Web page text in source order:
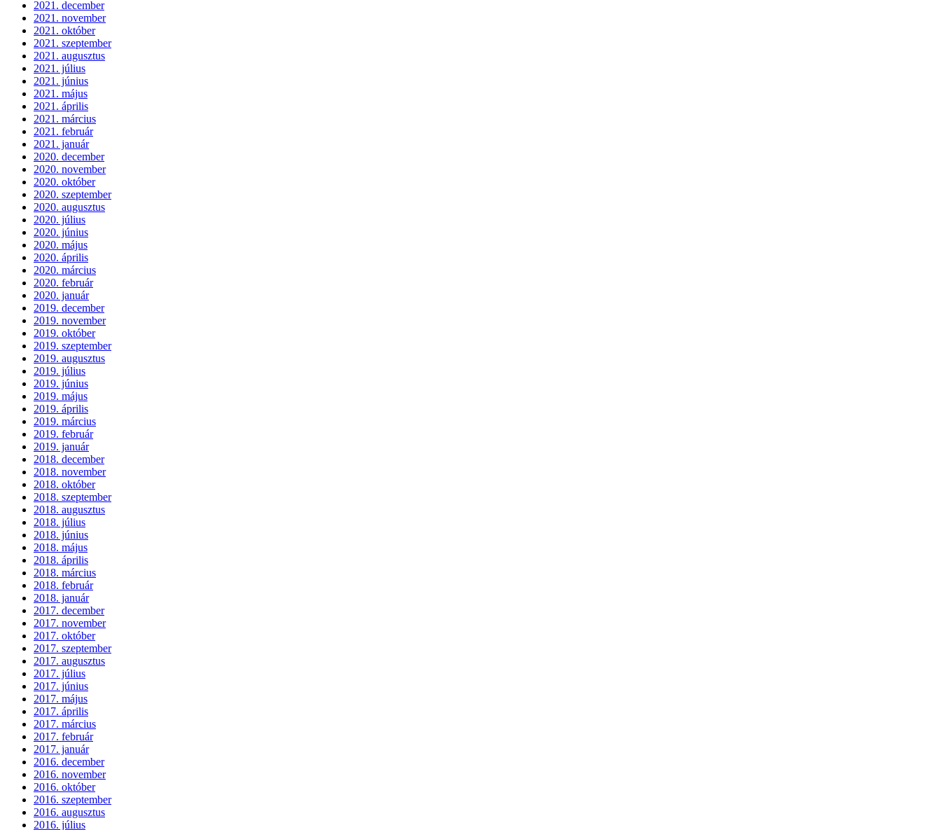
2021. december
2021. november
2021. október
2021. szeptember
2021. augusztus
2021. július
2021. június
2021. május
2021. április
2021. március
2021. február
2021. január
2020. december
2020. november
2020. október
2020. szeptember
2020. augusztus
2020. július
2020. június
2020. május
2020. április
2020. március
2020. február
2020. január
2019. december
2019. november
2019. október
2019. szeptember
2019. augusztus
2019. július
2019. június
2019. május
2019. április
2019. március
2019. február
2019. január
2018. december
2018. november
2018. október
2018. szeptember
2018. augusztus
2018. július
2018. június
2018. május
2018. április
2018. március
2018. február
2018. január
2017. december
2017. november
2017. október
2017. szeptember
2017. augusztus
2017. július
2017. június
2017. május
2017. április
2017. március
2017. február
2017. január
2016. december
2016. november
2016. október
2016. szeptember
2016. augusztus
2016. július